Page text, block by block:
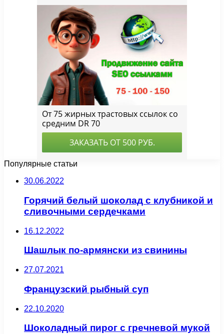
Популярные статьи
30.06.2022
Горячий белый шоколад с клубникой и
сливочными сердечками
16.12.2022
Шашлык по-армянски из свинины
27.07.2021
Французский рыбный суп
22.10.2020
Шоколадный пирог с гречневой мукой